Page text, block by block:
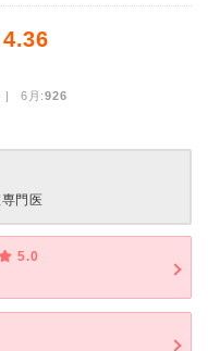
4.36
| 6月:926
門医
5.0